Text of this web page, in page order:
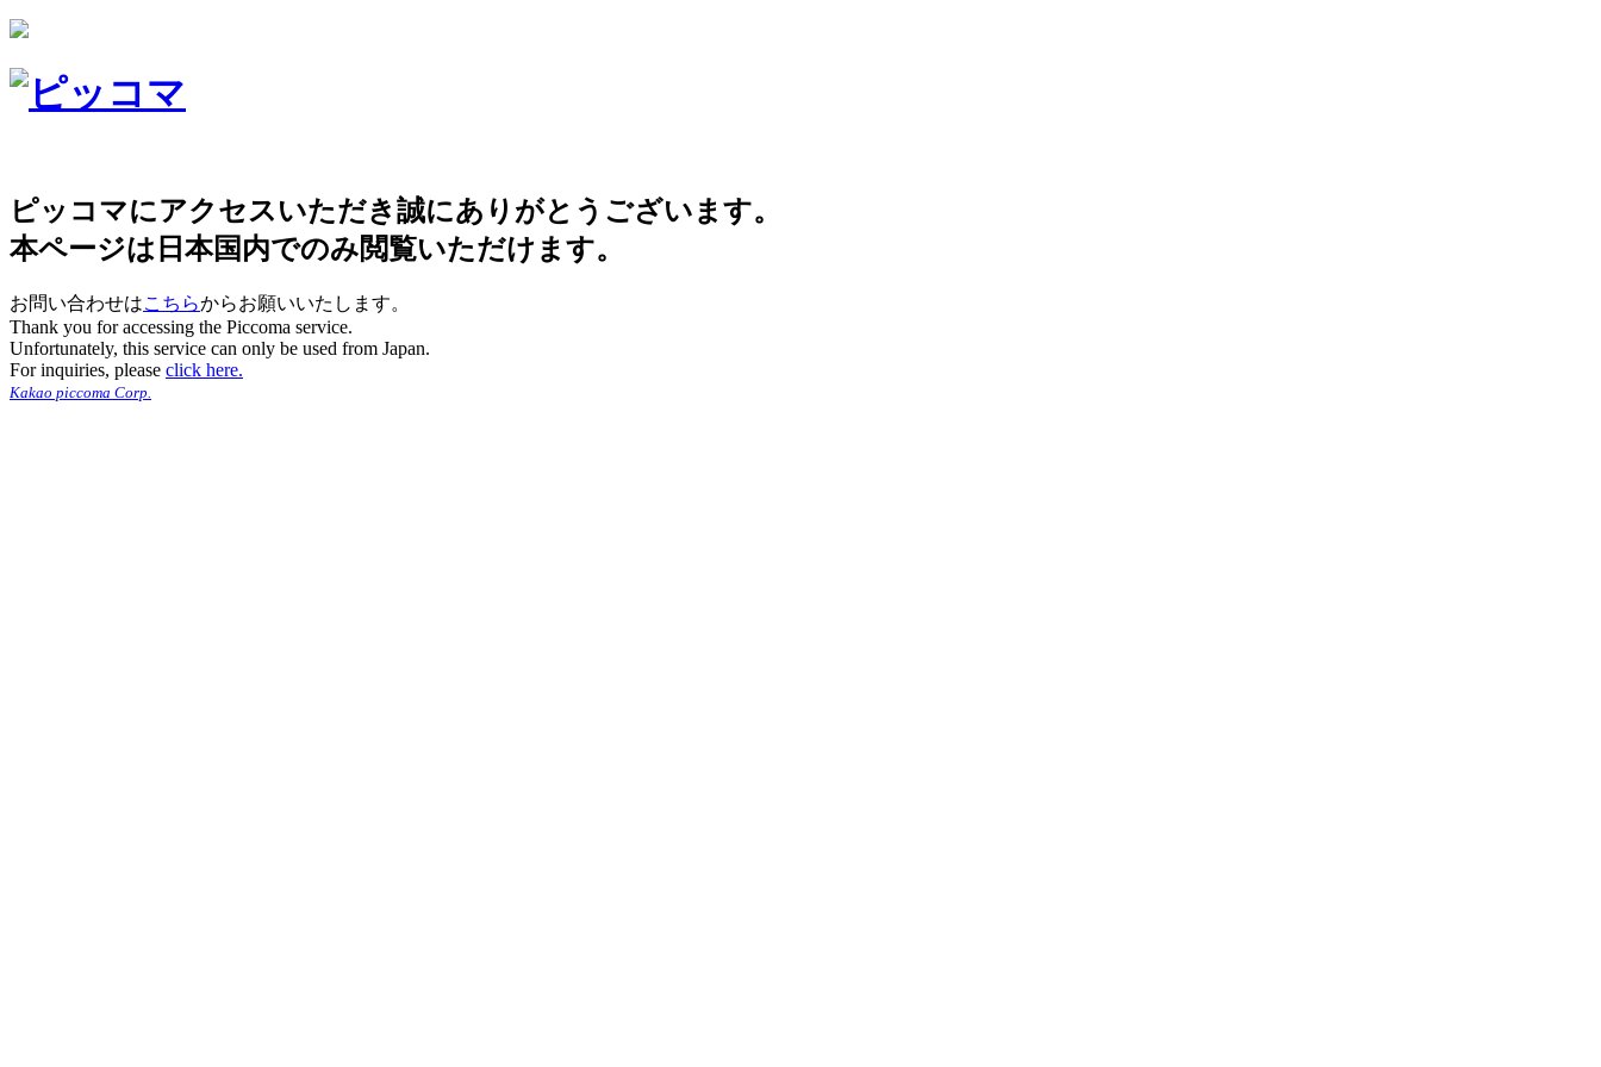
ピッコマにアクセスいただき誠にありがとうございます。
本ページは日本国内でのみ閲覧いただけます。
お問い合わせはこちらからお願いいたします。
Thank you for accessing the Piccoma service.
Unfortunately, this service can only be used from Japan.
For inquiries, please click here.
Kakao piccoma Corp.